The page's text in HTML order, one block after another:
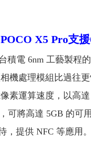
POCO X5 Pro支援
積電 6nm 工藝製程的
機處理模組比過往
素運算速度，以高
可將高達 5GB 的可
，提供 NFC 等應用。